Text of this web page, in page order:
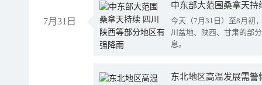
7月31日
中东部大范围桑拿天
今天（7月31日）至8月初
川盆地、陕西、甘肃的部
息。
东北地区高温发展需